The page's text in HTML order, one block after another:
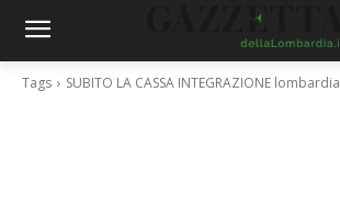
Tags SUBITO LA CASSA INTEGRAZIONE lombardia